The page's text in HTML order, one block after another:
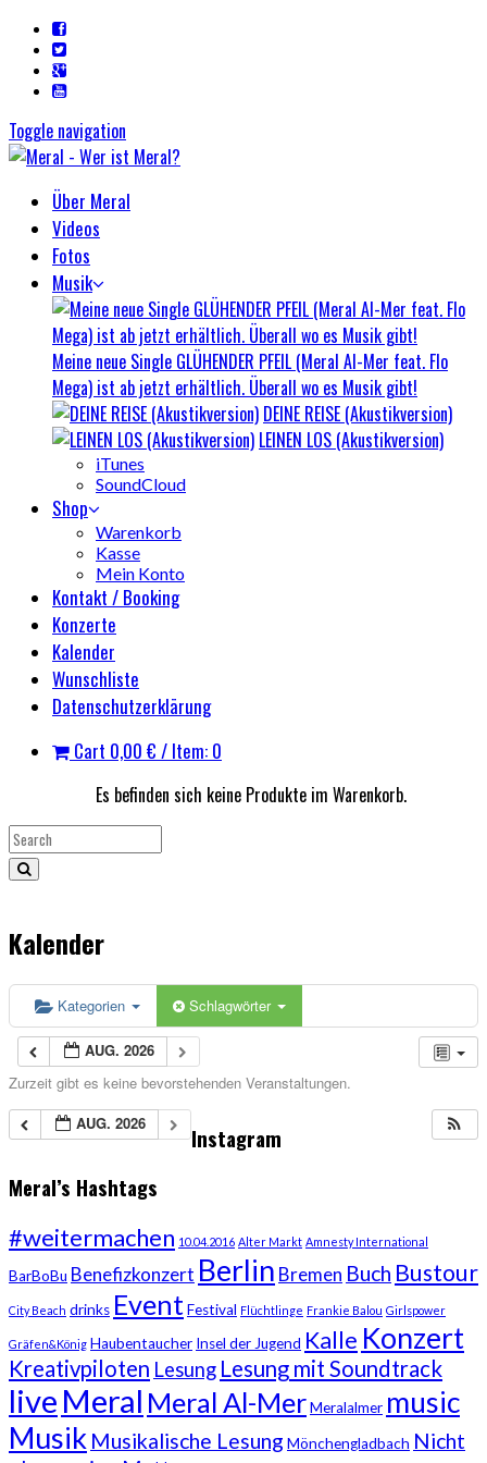
Toggle navigation
Über Meral
Videos
Fotos
Musik
Meine neue Single GLÜHENDER PFEIL (Meral Al-Mer feat. Flo
Mega) ist ab jetzt erhältlich. Überall wo es Musik gibt!
DEINE REISE (Akustikversion)
LEINEN LOS (Akustikversion)
iTunes
SoundCloud
Shop
Warenkorb
Kasse
Mein Konto
Kontakt / Booking
Konzerte
Kalender
Wunschliste
Datenschutzerklärung
Cart 0,00 € / Item: 0
Es befinden sich keine Produkte im Warenkorb.
Kalender
Kategorien Schlagwörter
AUG. 2026
Zurzeit gibt es keine bevorstehenden Veranstaltungen.
AUG. 2026
Instagram
Meral’s Hashtags
#weitermachen 10.04.2016 Alter Markt Amnesty International
BarBoBu Benefizkonzert Berlin Bremen Buch Bustour
City Beach drinks Event Festival Flüchtlinge Frankie Balou Girlspower
Gräfen&König Haubentaucher Insel der Jugend Kalle Konzert
Kreativpiloten Lesung Lesung mit Soundtrack
live Meral Meral Al-MerMeralalmer music
Musik Musikalische Lesung Mönchengladbach Nicht